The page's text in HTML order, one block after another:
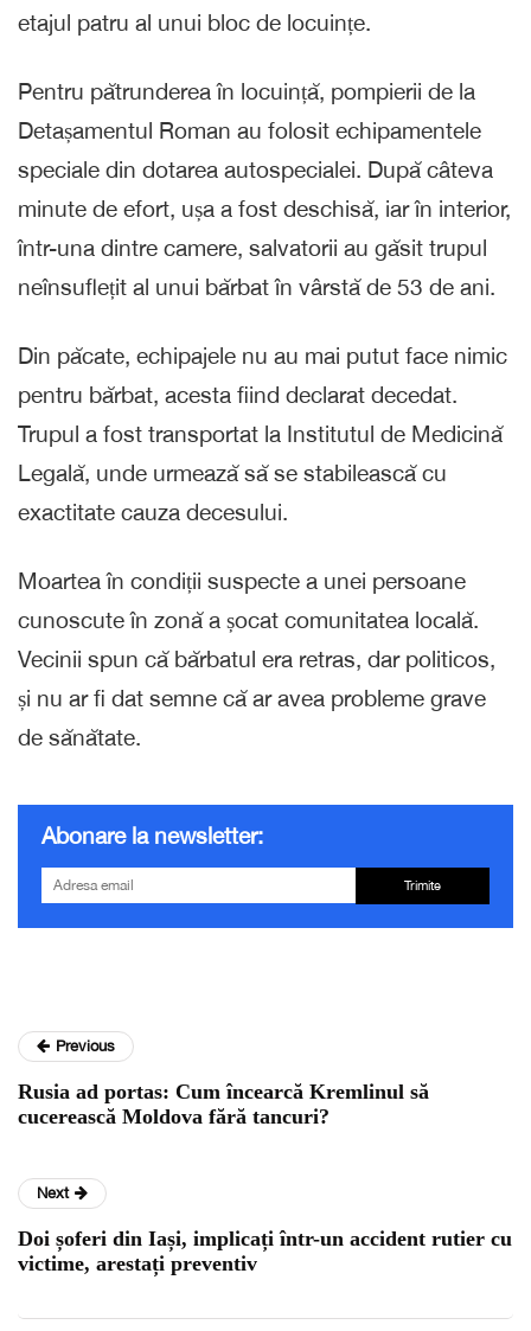
etajul patru al unui bloc de locuințe.
Pentru pătrunderea în locuință, pompierii de la
Detașamentul Roman au folosit echipamentele
speciale din dotarea autospecialei. După câteva
minute de efort, ușa a fost deschisă, iar în interior,
într-una dintre camere, salvatorii au găsit trupul
neînsuflețit al unui bărbat în vârstă de 53 de ani.
Din păcate, echipajele nu au mai putut face nimic
pentru bărbat, acesta fiind declarat decedat.
Trupul a fost transportat la Institutul de Medicină
Legală, unde urmează să se stabilească cu
exactitate cauza decesului.
Moartea în condiții suspecte a unei persoane
cunoscute în zonă a șocat comunitatea locală.
Vecinii spun că bărbatul era retras, dar politicos,
și nu ar fi dat semne că ar avea probleme grave
de sănătate.
Abonare la newsletter:
Trimite
Previous
Rusia ad portas: Cum încearcă Kremlinul să
cucerească Moldova fără tancuri?
Next
Doi șoferi din Iași, implicați într-un accident rutier cu
victime, arestați preventiv